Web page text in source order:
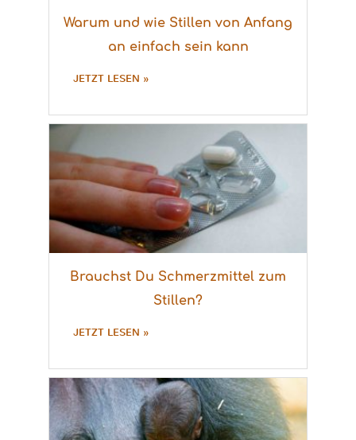
Warum und wie Stillen von Anfang
an einfach sein kann
JETZT LESEN »
Brauchst Du Schmerzmittel zum
Stillen?
JETZT LESEN »